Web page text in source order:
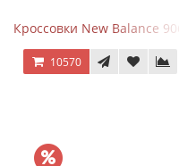
Кроссовки New Balance
10570